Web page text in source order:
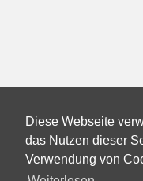
Diese Webseite
das Nutzen dieser
Verwendung von